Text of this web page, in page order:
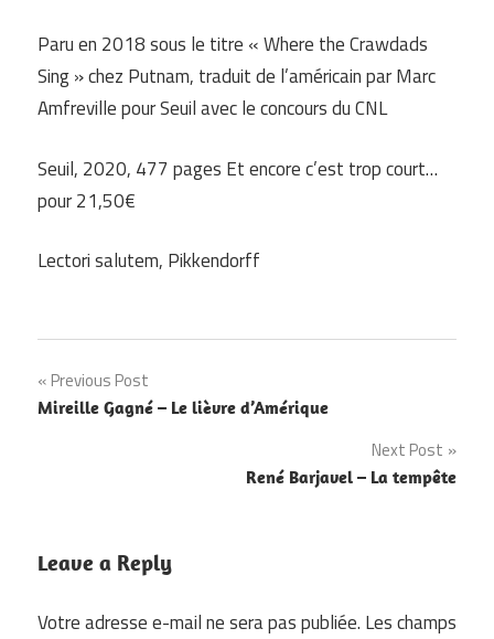
Paru en 2018 sous le titre « Where the Crawdads
Sing » chez Putnam, traduit de l’américain par Marc
Amfreville pour Seuil avec le concours du CNL
Seuil, 2020, 477 pages Et encore c’est trop court…
pour 21,50€
Lectori salutem, Pikkendorff
Navigation
de
Previous Post
Mireille Gagné – Le lièvre d’Amérique
Next Post
René Barjavel – La tempête
Leave a Reply
Votre adresse e-mail ne sera pas publiée. Les champs